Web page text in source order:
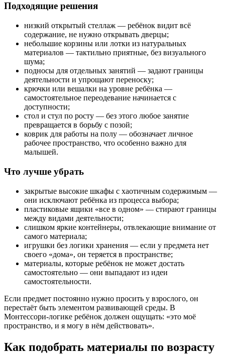
Подходящие решения
низкий открытый стеллаж — ребёнок видит всё
содержание, не нужно открывать дверцы;
небольшие корзины или лотки из натуральных
материалов — тактильно приятные, без визуального
шума;
подносы для отдельных занятий — задают границы
деятельности и упрощают переноску;
крючки или вешалки на уровне ребёнка —
самостоятельное переодевание начинается с
доступности;
стол и стул по росту — без этого любое занятие
превращается в борьбу с позой;
коврик для работы на полу — обозначает личное
рабочее пространство, что особенно важно для
малышей.
Что лучше убрать
закрытые высокие шкафы с хаотичным содержимым —
они исключают ребёнка из процесса выбора;
пластиковые ящики «все в одном» — стирают границы
между видами деятельности;
слишком яркие контейнеры, отвлекающие внимание от
самого материала;
игрушки без логики хранения — если у предмета нет
своего «дома», он теряется в пространстве;
материалы, которые ребёнок не может достать
самостоятельно — они выпадают из идеи
самостоятельности.
Если предмет постоянно нужно просить у взрослого, он
перестаёт быть элементом развивающей среды. В
Монтессори-логике ребёнок должен ощущать: «это моё
пространство, и я могу в нём действовать».
Как подобрать материалы по возрасту